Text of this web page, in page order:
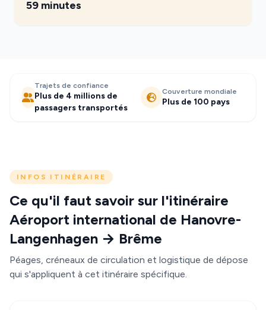
59 minutes
Trajets de confiance
Plus de 4 millions de
passagers transportés
Couverture mondiale
Plus de 100 pays
INFOS ITINÉRAIRE
Ce qu'il faut savoir sur l'itinéraire
Aéroport international de Hanovre-
Langenhagen → Brême
Péages, créneaux de circulation et logistique de dépose
qui s'appliquent à cet itinéraire spécifique.